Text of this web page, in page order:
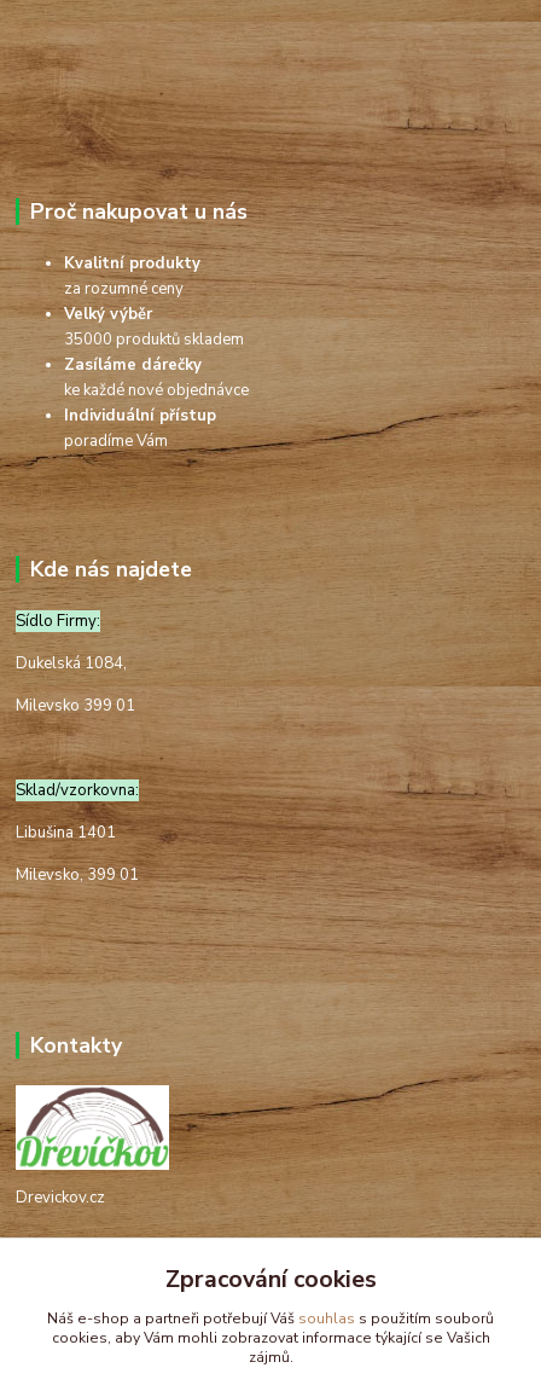
Proč nakupovat u nás
Kvalitní produkty
za rozumné ceny
Velký výběr
35000 produktů skladem
Zasíláme dárečky
ke každé nové objednávce
Individuální přístup
poradíme Vám
Kde nás najdete
Sídlo Firmy:
Dukelská 1084,
Milevsko 399 01
Sklad/vzorkovna:
Libušina 1401
Milevsko, 399 01
Kontakty
Drevickov.cz
+420 732 488 676
drevickov@drevickov.cz, info@drevickov.cz
Zpracování cookies
Náš e-shop a partneři potřebují Váš souhlas s použitím souborů
cookies, aby Vám mohli zobrazovat informace týkající se Vašich
zájmů.